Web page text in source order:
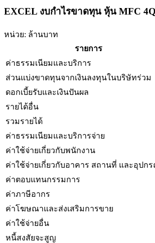
EXCEL งบกำไรขาดทุน หุ้น MFC
หน่วย: ล้านบาท
รายการ
ค่าธรรมเนียมและบริการ
ส่วนแบ่งขาดทุนจากเงินลงทุนในบริษัทร่วม
ดอกเบี้ยรับและเงินปันผล
รายได้อื่น
รวมรายได้
ค่าธรรมเนียมและบริการจ่าย
ค่าใช้จ่ายเกี่ยวกับพนักงาน
ค่าใช้จ่ายเกี่ยวกับอาคาร สถานที่ และอุปก
ค่าตอบแทนกรรมการ
ค่าภาษีอากร
ค่าโฆษณาและส่งเสริมการขาย
ค่าใช้จ่ายอื่น
หนี้สงสัยจะสูญ